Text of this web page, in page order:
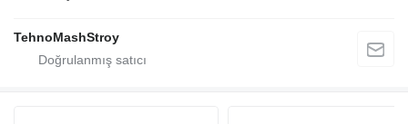
TehnoMashStroy